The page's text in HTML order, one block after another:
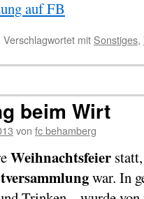
auf FB
Verschlagwortet mit Sonstiges,
beim Wirt
von fc behamberg
Weihnachtsfeier
war. In